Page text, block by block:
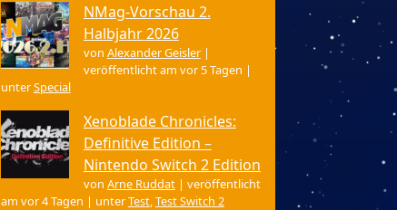
NMag-Vorschau 2.
Halbjahr 2026
von Alexander Geisler|
veröffentlicht am vor 5 Tagen |
unterSpecial
Xenoblade Chronicles:
Definitive Edition –
Nintendo Switch 2 Edition
von Arne Ruddat| veröffentlicht
am vor 4 Tagen | unterTest,Test Switch 2